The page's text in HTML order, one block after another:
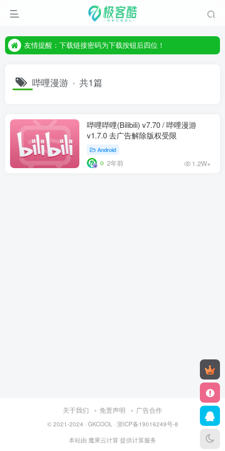
友情提醒：下载链接密码为下载按钮后四位！
友情提醒：下载链接密码为下载按钮后四位！
哔哩漫游 共1篇
哔哩哔哩(Bilibili) v7.70 / 哔哩漫游
v1.7.0 去广告解除版权受限
Android
2年前 1.2W+
关于我们 免责声明 广告合作
© 2021-2024 · GKCOOL · 浙ICP备19016249号-8
本站由 魔果云计算 提供计算服务